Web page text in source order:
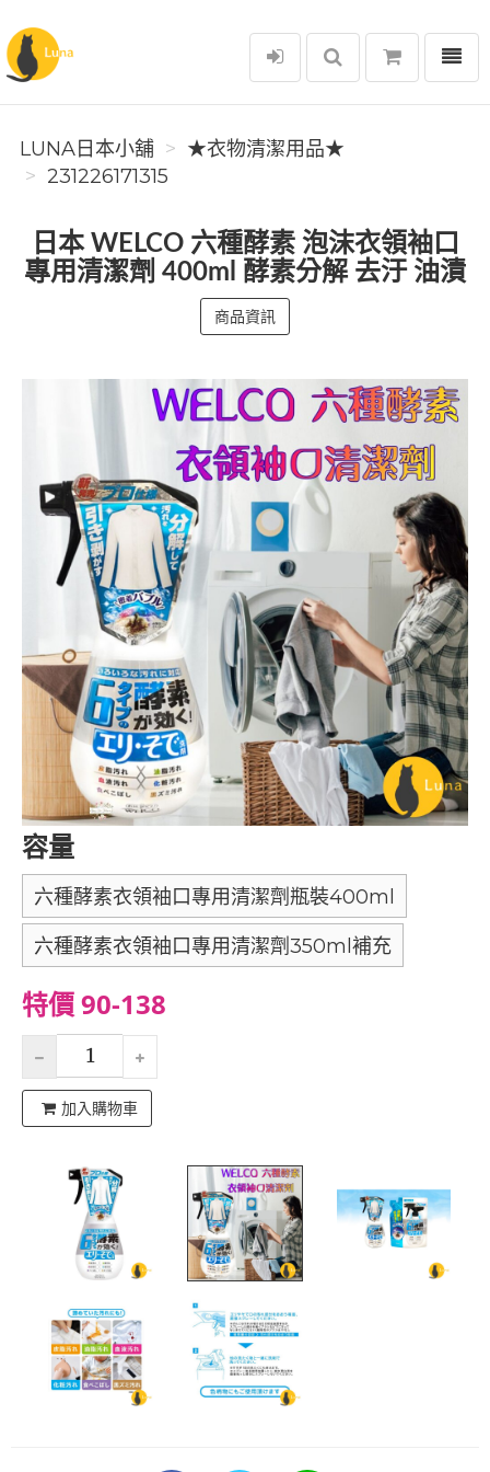
Luna日本小舖
選單
LUNA日本小舖
★衣物清潔用品★
231226171315
日本 WELCO 六種酵素 泡沫衣領袖口
專用清潔劑 400ml 酵素分解 去汙 油漬
商品資訊
容量
六種酵素衣領袖口專用清潔劑瓶裝400ml
六種酵素衣領袖口專用清潔劑350ml補充
特價 90-138
加入購物車